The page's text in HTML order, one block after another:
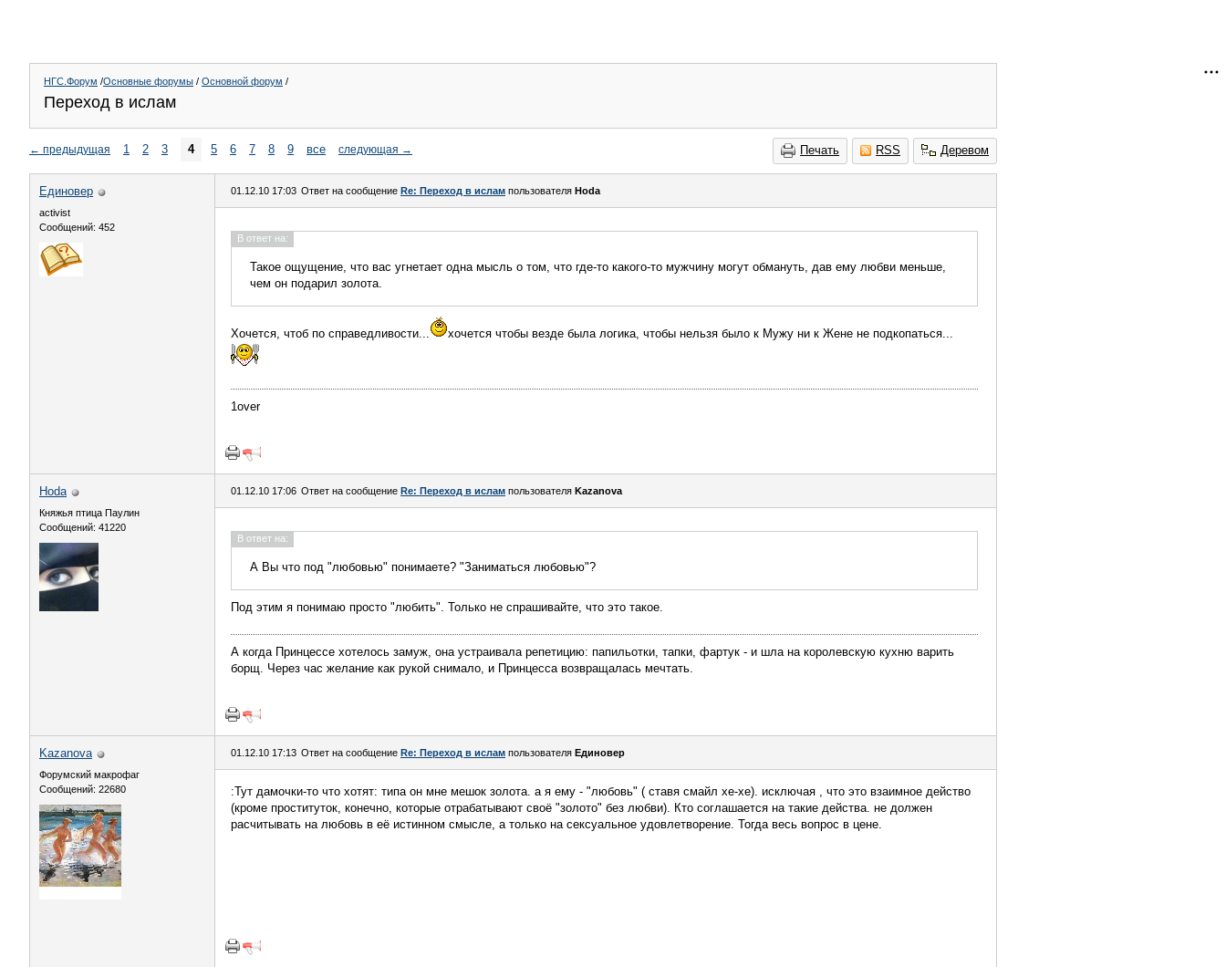
НГС.Форум /Основные форумы / Основной форум /
Переход в ислам
Печать RSS Деревом
← предыдущая 1 2 3 4 5 6 7 8 9 все следующая →
Единовер
activist
Сообщений: 452
01.12.10 17:03 Ответ на сообщение Re: Переход в ислам пользователя Hoda
В ответ на:
Такое ощущение, что вас угнетает одна мысль о том, что где-то какого-то мужчину могут обмануть, дав ему любви меньше,
чем он подарил золота.
Хочется, чтоб по справедливости... хочется чтобы везде была логика, чтобы нельзя было к Мужу ни к Жене не подкопаться...
1over
Hoda
Княжья птица Паулин
Сообщений: 41220
01.12.10 17:06 Ответ на сообщение Re: Переход в ислам пользователя Kazanova
В ответ на:
А Вы что под "любовью" понимаете? "Заниматься любовью"?
Под этим я понимаю просто "любить". Только не спрашивайте, что это такое.
А когда Принцессе хотелось замуж, она устраивала репетицию: папильотки, тапки, фартук - и шла на королевскую кухню варить
борщ. Через час желание как рукой снимало, и Принцесса возвращалась мечтать.
Kazanova
Форумский макрофаг
Сообщений: 22680
01.12.10 17:13 Ответ на сообщение Re: Переход в ислам пользователя Единовер
:Тут дамочки-то что хотят: типа он мне мешок золота. а я ему - "любовь" ( ставя смайл хе-хе). исключая , что это взаимное действо
(кроме проституток, конечно, которые отрабатывают своё "золото" без любви). Кто соглашается на такие действа. не должен
расчитывать на любовь в её истинном смысле, а только на сексуальное удовлетворение. Тогда весь вопрос в цене.